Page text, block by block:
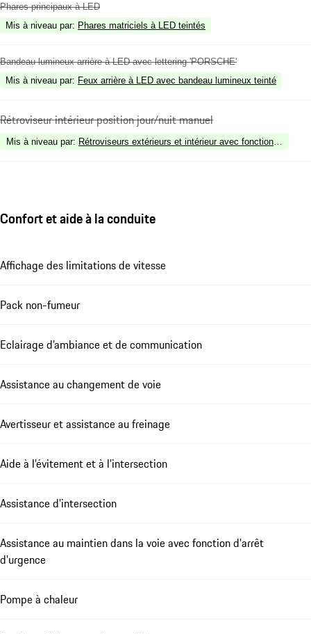
Phares principaux à LED
Mis à niveau par: Phares matriciels à LED teintés
Bandeau lumineux arrière à LED avec lettering 'PORSCHE'
Mis à niveau par: Feux arrière à LED avec bandeau lumineux teinté
Rétroviseur intérieur position jour/nuit manuel
Mis à niveau par: Rétroviseurs extérieurs et intérieur avec fonction anti-
Confort et aide à la conduite
Affichage des limitations de vitesse
Pack non-fumeur
Eclairage d’ambiance et de communication
Assistance au changement de voie
Avertisseur et assistance au freinage
Aide à l'évitement et à l'intersection
Assistance d'intersection
Assistance au maintien dans la voie avec fonction d'arrêt
d'urgence
Pompe à chaleur